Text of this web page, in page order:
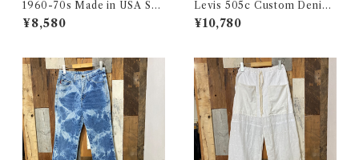
1960-70s Made in USA Sw
eat Pants / 60-70年代 アメ
リカ製 スウェット パンツ 古着
¥8,580
Levis 505c Custom Denim
Pants / リーバイス 505c カス
タムバージョン デニム パンツ
¥10,780